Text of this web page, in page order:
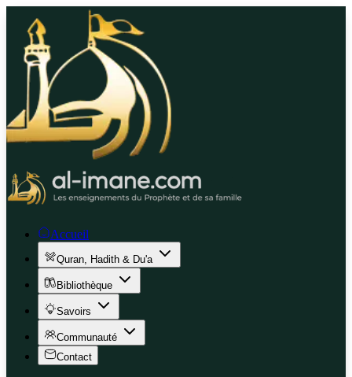
Accueil
Quran, Hadith & Du'a
Bibliothèque
Savoirs
Communauté
Contact